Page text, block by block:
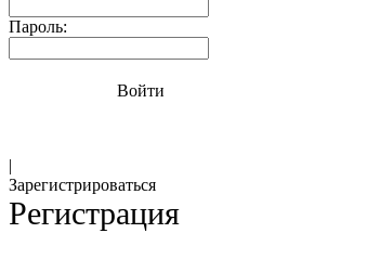
Пароль:
Войти
|
Зарегистрироваться
Регистрация